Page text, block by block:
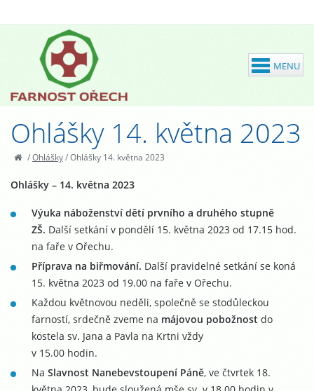
Ohlášky 14. května 2023
/Ohlášky/Ohlášky 14. května 2023
Ohlášky – 14. května 2023
Výuka náboženství dětí prvního a druhého stupně
ZŠ. Další setkání v pondělí 15. května 2023 od 17.15 hod.
na faře v Ořechu.
Příprava na biřmování. Další pravidelné setkání se koná
15. května 2023 od 19.00 na faře v Ořechu.
Každou květnovou neděli, společně se stodůleckou
farností, srdečně zveme na májovou pobožnost do
kostela sv. Jana a Pavla na Krtni vždy
v 15.00 hodin.
Na Slavnost Nanebevstoupení Páně, ve čtvrtek 18.